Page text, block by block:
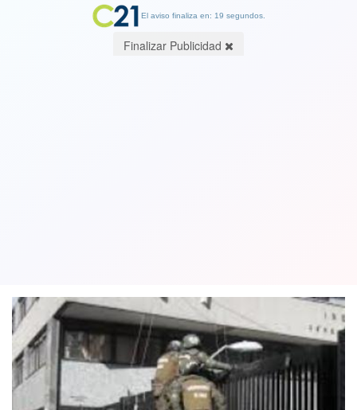
El aviso finaliza en: 19 segundos.
Finalizar Publicidad